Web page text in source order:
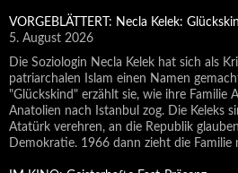
VORGEBLÄTTERT: Necla Kelek:
5. August 2026
Die Soziologin Necla Kelek hat sich als
patriarchalen Islam einen Namen
"Glückskind" erzählt sie, wie ihre Familie
Anatolien nach Istanbul zog. Die Keleks
Atatürk verehren, an die Republik
Demokratie. 1966 dann zieht die Familie